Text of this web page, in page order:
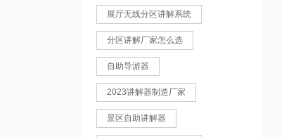
展厅无线分区讲解系统
分区讲解厂家怎么选
自助导游器
2023讲解器制造厂家
景区自助讲解器